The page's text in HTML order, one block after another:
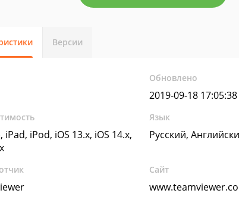
Версии
Обновлено
2019-09-18 17:05:38
iPad, iPod, iOS 13.x, iOS 14.x,
Язык
Русский,
Сайт